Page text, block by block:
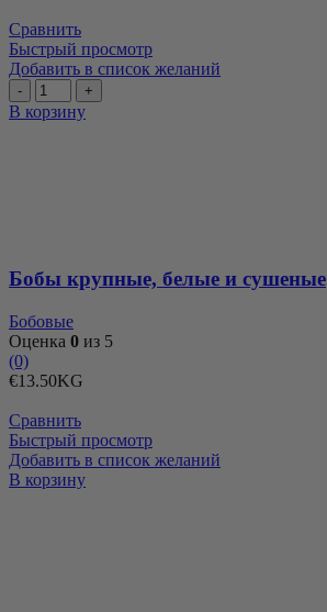
Сравнить
Быстрый просмотр
Добавить в список желаний
Количество
товара
Бобы
В корзину
Бобы крупные, белые и сушеные
Бобовые
Оценка 0 из 5
(0)
€13.50KG
Сравнить
Быстрый просмотр
Добавить в список желаний
Количество
В корзину